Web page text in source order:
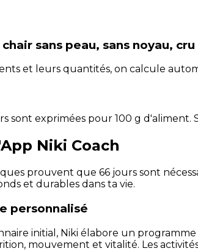
sans peau, sans noyau, cru
et leurs quantités, on calcule
sont exprimées pour 100 g d'aliment.
Niki Coach
prouvent que 66 jours sont
et durables dans ta vie.
personnalisé
initial, Niki élabore un
mouvement et vitalité. Les